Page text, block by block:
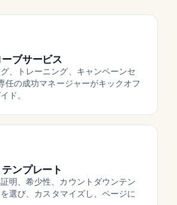
ブサービス
、トレーニング、キャンペーンセ
任の成功マネージャーがキックオフ
ド。
ンプレート
明、希少性、カウントダウンテン
選び、カスタマイズし、ページに